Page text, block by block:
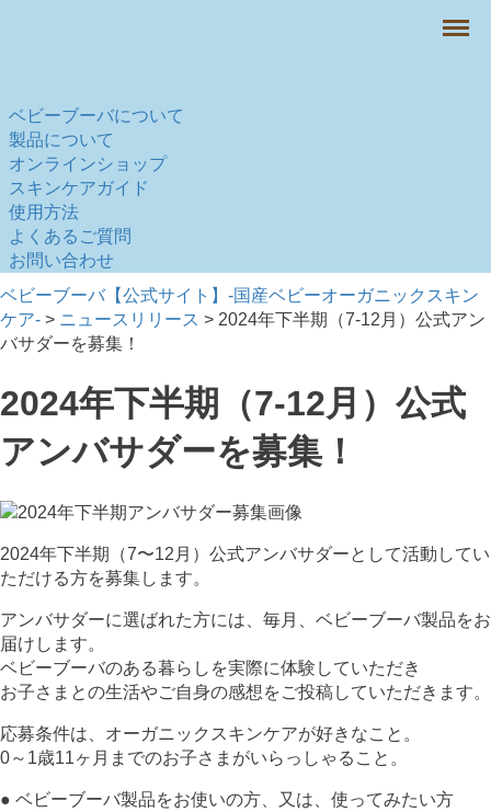
ベビーブーバについて
製品について
オンラインショップ
スキンケアガイド
使用方法
よくあるご質問
お問い合わせ
Menu
ベビーブーバ【公式サイト】-国産ベビーオーガニックスキン
ケア- > ニュースリリース > 2024年下半期（7-12月）公式アン
バサダーを募集！
2024年下半期（7-12月）公式
アンバサダーを募集！
2024年下半期（7〜12月）公式アンバサダーとして活動してい
ただける方を募集します。
アンバサダーに選ばれた方には、毎月、ベビーブーバ製品をお
届けします。
ベビーブーバのある暮らしを実際に体験していただき
お子さまとの生活やご自身の感想をご投稿していただきます。
応募条件は、オーガニックスキンケアが好きなこと。
0～1歳11ヶ月までのお子さまがいらっしゃること。
● ベビーブーバ製品をお使いの方、又は、使ってみたい方